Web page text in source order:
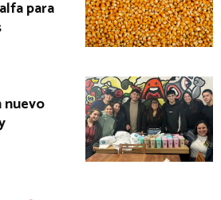
para
nuevo